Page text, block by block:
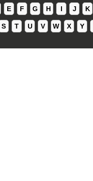
E F G H I J K
S T U V W X Y